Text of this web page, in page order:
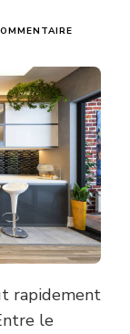
AU
PERREUX-
SUR-
MARNE
PEUT-
D’UNE
PETITE
CUISINE
rapidement
le